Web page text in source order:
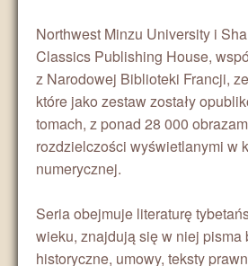
Northwest Minzu University i
Classics Publishing House,
z Narodowej Biblioteki Francji,
które jako zestaw zostały
tomach, z ponad 28 000
rozdzielczości wyświetlanymi w
numerycznej.
Seria obejmuje literaturę
wieku, znajdują się w niej pisma
historyczne, umowy, teksty